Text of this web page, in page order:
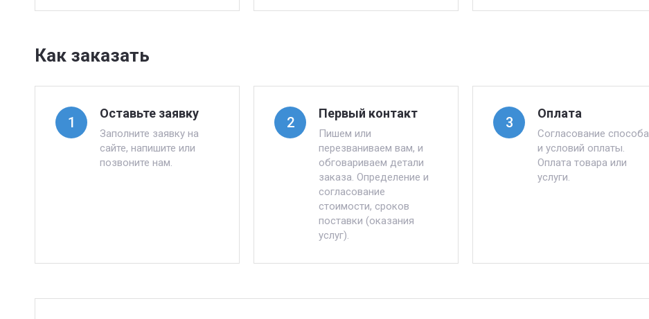
Как заказать
1
Оставьте заявку
Заполните заявку на
сайте, напишите или
позвоните нам.
2
Первый контакт
Пишем или
перезваниваем вам, и
обговариваем детали
заказа. Определение и
согласование
стоимости, сроков
поставки (оказания
услуг).
3
Оплата
Согласование способа
и условий оплаты.
Оплата товара или
услуги.